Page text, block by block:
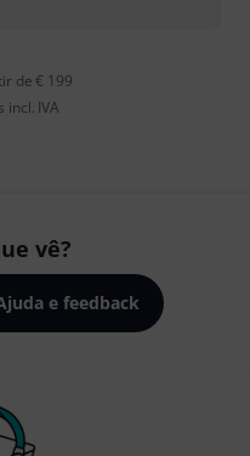
de € 199
incl. IVA
vê?
e feedback